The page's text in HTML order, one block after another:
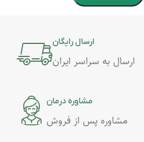
ارسال رایگان
ارسال به سراسر ایران
مشاوره درمان
مشاوره پس از فروش